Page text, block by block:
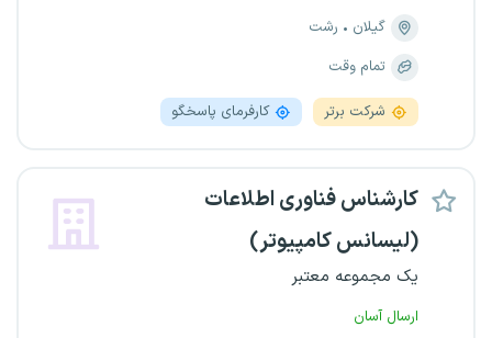
گیلان
رشت
تمام وقت
شرکت برتر کارفرمای پاسخگو
کارشناس فناوری اطلاعات
(لیسانس کامپیوتر)
یک مجموعه معتبر
ارسال آسان